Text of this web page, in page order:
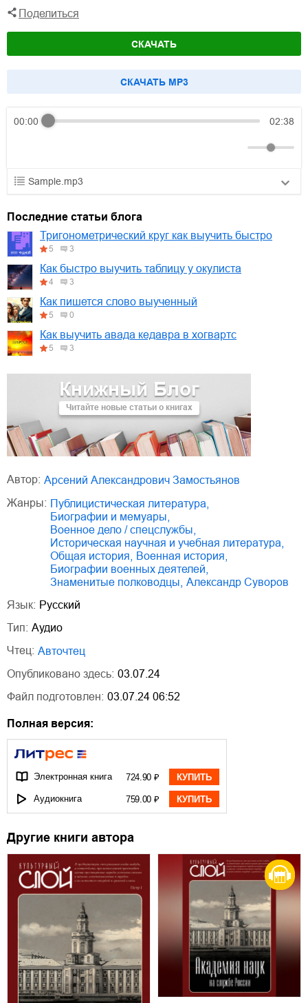
Поделиться
СКАЧАТЬ
CКАЧАТЬ MP3
00:00 02:38
Sample.mp3
02.mp3
03.mp3
Книжный Блог
Читайте новые статьи о книгах
Последние статьи блога
Тригонометрический круг как выучить быстро
5 3
Как быстро выучить таблицу у окулиста
4 3
Как пишется слово выученный
5 0
Как выучить авада кедавра в хогвартс
5 3
Автор:
Арсений Александрович Замостьянов
Жанры:
публицистическая литература
биографии и мемуары
военное дело / спецслужбы
историческая научная и учебная литература
общая история
военная история
биографии военных деятелей
знаменитые полководцы
Александр Суворов
Язык: Русский
Тип: Аудио
Чтец:
Авточтец
Опубликовано здесь: 03.07.24
Файл подготовлен: 03.07.24 06:52
Полная версия:
Электронная книга 724.90 ₽ КУПИТЬ
Аудиокнига 759.00 ₽ КУПИТЬ
Другие книги автора